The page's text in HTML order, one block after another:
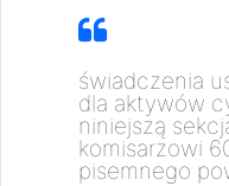
świadczenia
dla aktywów
niniejszą
komisarzowi
pisemnego